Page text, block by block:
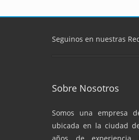
Seguinos en nuestras
Sobre Nosotros
Somos una empresa
ubicada en la ciudad